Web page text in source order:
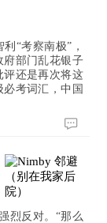
“考察南极”，
府部门乱花银子
评还是再次将这
考词汇，中国
烈反对。“那么